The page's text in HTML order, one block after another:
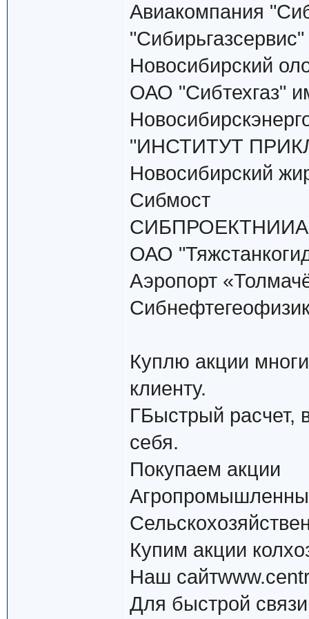
Авиакомпания
"Сибирьгазсервис"
Новосибирский
ОАО "Сибтехгаз"
"ИНСТИТУТ
Новосибирский
Сибмост
ОАО
Аэропорт
Куплю акции
клиенту.
ГБыстрый расчет,
себя.
Покупаем акции
Купим акции
Наш
Для быстрой